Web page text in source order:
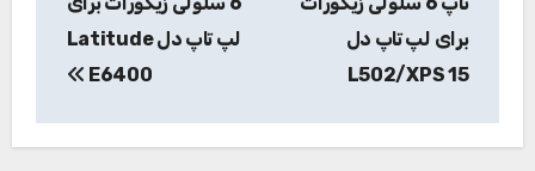
برای لپ تاپ دل
L502/XPS 15
لپ تاپ دل Latitude
E6400